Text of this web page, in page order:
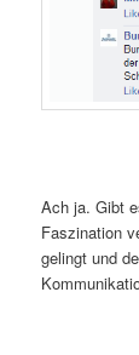
Ach ja. Gibt
Faszination
gelingt und